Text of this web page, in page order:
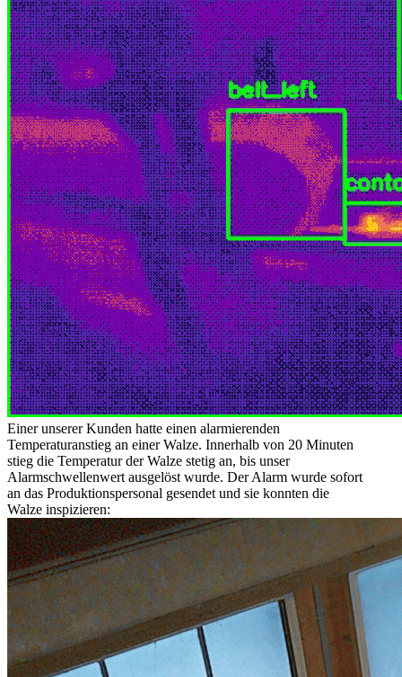
Einer unserer Kunden hatte einen alarmierenden
Temperaturanstieg an einer Walze. Innerhalb von 20 Minuten
stieg die Temperatur der Walze stetig an, bis unser
Alarmschwellenwert ausgelöst wurde. Der Alarm wurde sofort
an das Produktionspersonal gesendet und sie konnten die
Walze inspizieren: